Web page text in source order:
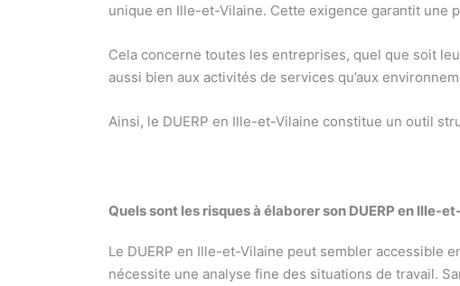
unique en Ille-et-Vilaine. Cette exigence garantit une
Cela concerne toutes les entreprises, quel que soit
aussi bien aux activités de services qu’aux
Ainsi, le DUERP en Ille-et-Vilaine constitue un outil
Quels sont les risques à élaborer son DUERP en Ille-
Le DUERP en Ille-et-Vilaine peut sembler accessible
nécessite une analyse fine des situations de travail.